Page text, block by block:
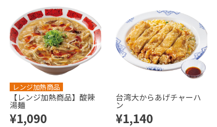
レンジ加熱商品
【レンジ加熱商品】酸辣
湯麺
¥1,090
台湾大からあげチャーハ
ン
¥1,140